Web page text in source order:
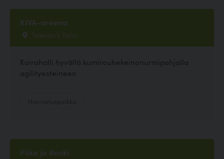
KIVA-areena
Telekatu 1, Turku
Koirahalli hyvällä kumirouhekeinonurmipohjalla
agilityesteineen
Piika ja Renki